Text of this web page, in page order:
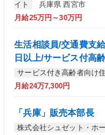
イト
兵庫県 西宮市
月給25万円～30万円
生活相談員/交通費支
日以上/サービス付高
サービス付き高齢者向け
月給24万7,300円
「兵庫」販売本部長
株式会社シュゼット・ホ